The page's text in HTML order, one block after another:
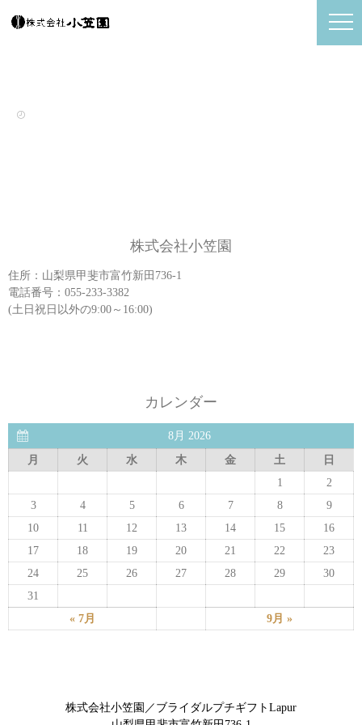
株式会社小笠園
住所：山梨県甲斐市富竹新田736-1
電話番号：055-233-3382
(土日祝日以外の9:00～16:00)
カレンダー
8月 2026
月
火 水 木 金 土
日
1
2
3
4 5 6 7 8
9
10
11 12 13 14 15
16
17
18 19 20 21 22
23
24
25 26 27 28 29
30
31
« 7月
9月 »
株式会社小笠園／ブライダルプチギフトLapur